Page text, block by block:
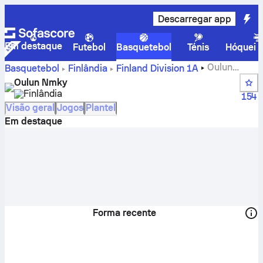
Descarregar app
Em destaque Futebol Basquetebol Ténis
Hóquei
Basquetebol
Finlândia Finland Division 1A
Oulun
Nmky – resultados, classificação, calendário e jogadores
Oulun Nmky
Finlândia
154
Visão geral Jogos Plantel
Em destaque
Forma recente